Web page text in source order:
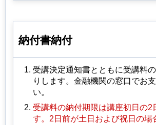
納付書納付
受講決定通知書とともに受講料
りします。金融機関の窓口でお
い。
受講料の納付期限は講座初日の2
す。2日前が土日および祝日の場